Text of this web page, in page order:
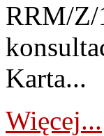
RRM/Z/
Karta...
Więcej...